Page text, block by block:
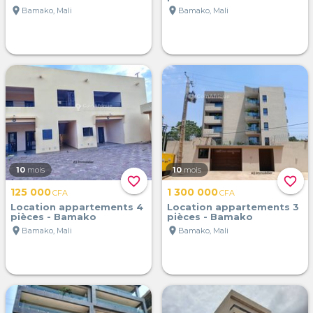
location_on Bamako, Mali
location_on Bamako, Mali
favorite_border
10 mois
125 000CFA
Location appartements 4
pièces - Bamako
location_on Bamako, Mali
favorite_border
10 mois
1 300 000CFA
Location appartements 3
pièces - Bamako
location_on Bamako, Mali